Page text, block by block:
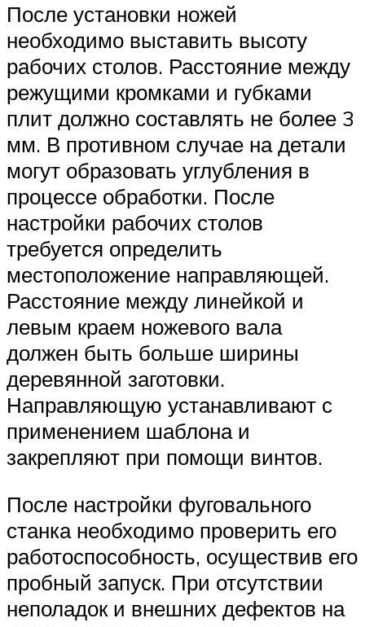
После установки ножей
необходимо выставить высоту
рабочих столов. Расстояние между
режущими кромками и губками
плит должно составлять не более 3
мм. В противном случае на детали
могут образовать углубления в
процессе обработки. После
настройки рабочих столов
требуется определить
местоположение направляющей.
Расстояние между линейкой и
левым краем ножевого вала
должен быть больше ширины
деревянной заготовки.
Направляющую устанавливают с
применением шаблона и
закрепляют при помощи винтов.
После настройки фуговального
станка необходимо проверить его
работоспособность, осуществив его
пробный запуск. При отсутствии
неполадок и внешних дефектов на